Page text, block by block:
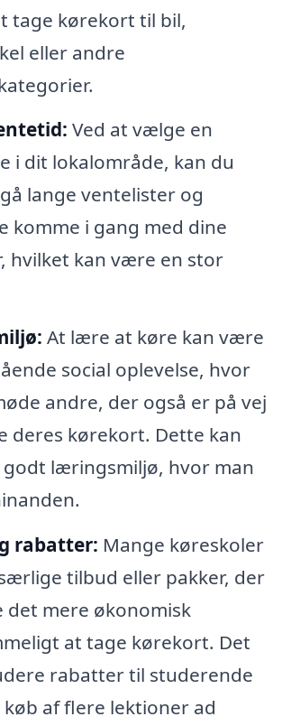
tage kørekort til bil,
eller andre
Ved at vælge en
i dit lokalområde, kan du
lange ventelister og
komme i gang med dine
hvilket kan være en stor
At lære at køre kan være
social oplevelse, hvor
andre, der også er på vej
deres kørekort. Dette kan
godt læringsmiljø, hvor man
rabatter: Mange køreskoler
tilbud eller pakker, der
det mere økonomisk
at tage kørekort. Det
rabatter til studerende
køb af flere lektioner ad